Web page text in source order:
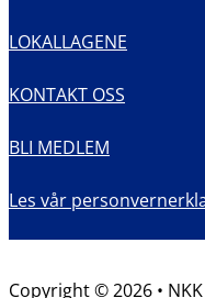
LOKALLAGENE
KONTAKT OSS
BLI MEDLEM
Les vår
Copyright © 2026 • NKK